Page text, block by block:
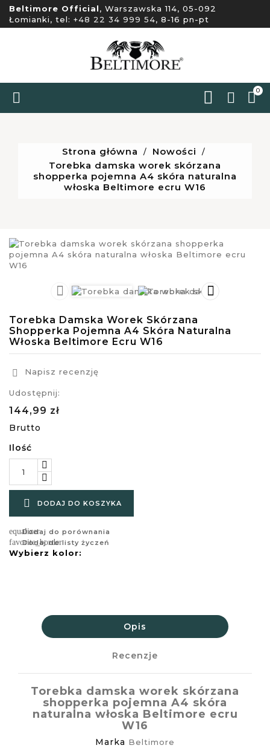
Beltimore Official, Warszawska 114, 05-092
Łomianki, tel: +48 22 34 999 54, 8-16 pn-pt

 0
Strona główna
Nowości
Torebka damska worek skórzana
shopperka pojemna A4 skóra naturalna
włoska Beltimore ecru W16
 
Torebka Damska Worek Skórzana
Shopperka Pojemna A4 Skóra Naturalna
Włoska Beltimore Ecru W16
 Napisz recenzję
Udostępnij:
144,99 zł
Brutto
Ilość
 DODAJ DO KOSZYKA
equalizer
Dodaj do porównania
favorite_border
Dodaj do listy życzeń
Wybierz kolor:
Opis
Recenzje
Torebka damska worek skórzana
shopperka pojemna A4 skóra
naturalna włoska Beltimore ecru
W16
Marka Beltimore